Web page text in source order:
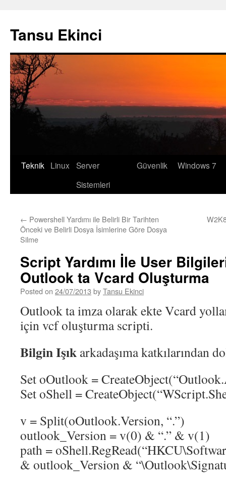
Tansu Ekinci
Skip
Teknik Linux
Server
Sistemleri
Güvenlik Windows 7
← Powershell Yardımı ile Belirli Bir Tarihten
Önceki ve Belirli Dosya İsimlerine Göre Dosya
Silme
Script Yardımı İle User
Outlook ta Vcard Oluşturma
Posted on 24/07/2013 byTansu Ekinci
Outlook ta imza olarak ekte Vcard
için vcf oluşturma scripti.
Bilgin Işık arkadaşıma katkılarından
Set oOutlook =
Set oShell =
v = Split(oOutlook.Version, “.”)
outlook_Version = v(0) & “.” & v(1)
path =
& outlook_Version &